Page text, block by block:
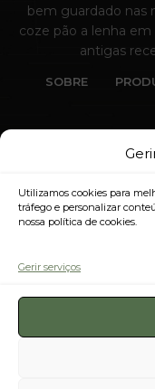
Utilizamos cookies para
tráfego e personalizar
nossa política de cookies.
Gerir serviços
bem guardado nas
coze pão a lenha
antigas
SOBRE
® 2026 All Rights